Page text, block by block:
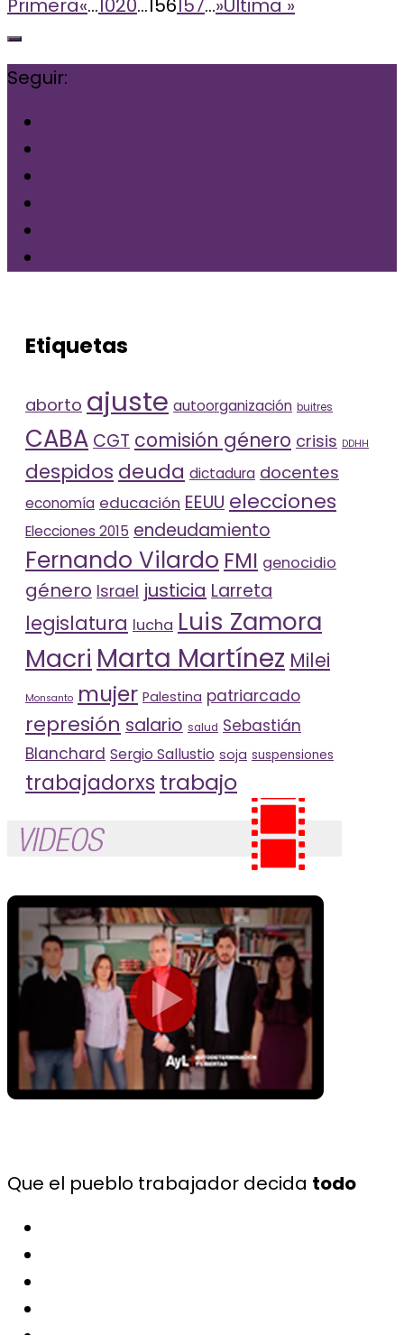
Primera«...1020...156157...»Última »
Seguir:
Etiquetas
aborto ajuste autoorganización buitres
CABA CGT comisión género crisis DDHH
despidos deuda dictadura docentes
economía educación EEUU elecciones
Elecciones 2015 endeudamiento
Fernando Vilardo FMI genocidio
género Israel justicia Larreta
legislatura lucha Luis Zamora
Macri Marta Martínez Milei
Monsanto mujer Palestina patriarcado
represión salario salud Sebastián
Blanchard Sergio Sallustio soja suspensiones
trabajadorxs trabajo
Que el pueblo trabajador decida todo